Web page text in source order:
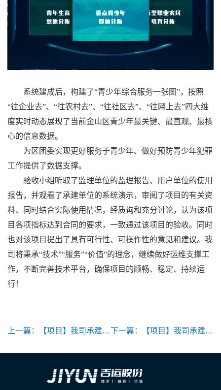
系统建成后，构建了“青少年综合服务一张图”，按照
“往企业去”、“往农村去”、“往社区去”、“往网上去”四大维
度实时动态展现了当前金山区青少年最关键、最直观、最核
心的信息数据。
为区团委实现更好服务于青少年、做好预防青少年犯罪
工作提供了数据支撑。
验收小组听取了监理单位的监理报告、用户单位的使用
报告，并观看了承建单位的系统演示，审阅了项目的有关资
料、同时结合实际使用情况，经质询和充分讨论，认为该项
目各项指标达到合同的要求，一致通过该项目的验收。
同时
也对该项目提出了具有可行性、可操作性的意见和建议。我
司将秉承“技术”“服务”“价值”的理念，继续做好运维支撑工
作，不断完善技术平台，确保项目的顺畅、稳定、持续运
行！
上一篇： 【项目】我司承建的“创新中心运营管理系统二期”项目通过验收 下一篇： 【项目】我司承建的“金山区政务微信“鑫情”轻应用管理平台”项目通过专家组验收